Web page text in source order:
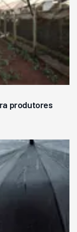
produtores